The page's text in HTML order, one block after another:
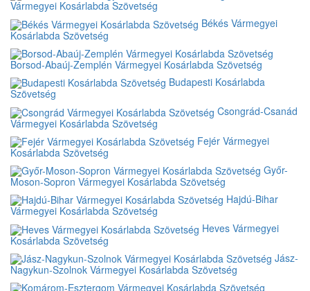
Vármegyei Kosárlabda Szövetség
Békés Vármegyei
Kosárlabda Szövetség
Borsod-Abaúj-Zemplén Vármegyei Kosárlabda Szövetség
Budapesti Kosárlabda
Szövetség
Csongrád-Csanád
Vármegyei Kosárlabda Szövetség
Fejér Vármegyei
Kosárlabda Szövetség
Győr-
Moson-Sopron Vármegyei Kosárlabda Szövetség
Hajdú-Bihar
Vármegyei Kosárlabda Szövetség
Heves Vármegyei
Kosárlabda Szövetség
Jász-
Nagykun-Szolnok Vármegyei Kosárlabda Szövetség